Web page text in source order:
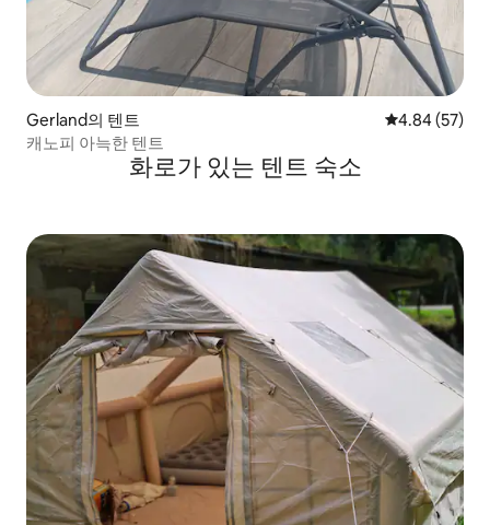
Gerland의 텐트 평점 4.84점(5
4.84 (57)
캐노피 아늑한 텐트
화로가 있는 텐트 숙소